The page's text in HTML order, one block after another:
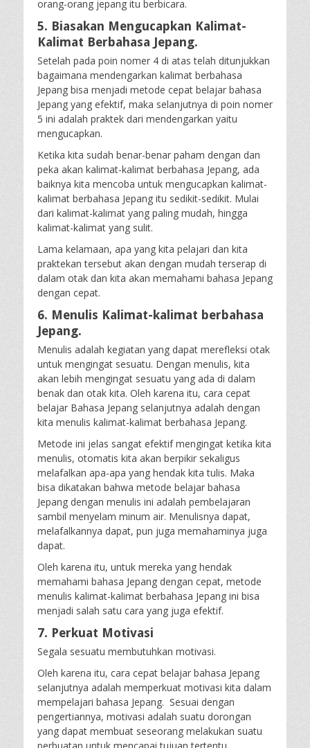
orang-orang jepang itu berbicara.
5. Biasakan Mengucapkan Kalimat-
Kalimat Berbahasa Jepang.
Setelah pada poin nomer 4 di atas telah ditunjukkan
bagaimana mendengarkan kalimat berbahasa
Jepang bisa menjadi metode cepat belajar bahasa
Jepang yang efektif, maka selanjutnya di poin nomer
5 ini adalah praktek dari mendengarkan yaitu
mengucapkan.
Ketika kita sudah benar-benar paham dengan dan
peka akan kalimat-kalimat berbahasa Jepang, ada
baiknya kita mencoba untuk mengucapkan kalimat-
kalimat berbahasa Jepang itu sedikit-sedikit. Mulai
dari kalimat-kalimat yang paling mudah, hingga
kalimat-kalimat yang sulit.
Lama kelamaan, apa yang kita pelajari dan kita
praktekan tersebut akan dengan mudah terserap di
dalam otak dan kita akan memahami bahasa Jepang
dengan cepat.
6. Menulis Kalimat-kalimat berbahasa
Jepang.
Menulis adalah kegiatan yang dapat merefleksi otak
untuk mengingat sesuatu. Dengan menulis, kita
akan lebih mengingat sesuatu yang ada di dalam
benak dan otak kita. Oleh karena itu, cara cepat
belajar Bahasa Jepang selanjutnya adalah dengan
kita menulis kalimat-kalimat berbahasa Jepang.
Metode ini jelas sangat efektif mengingat ketika kita
menulis, otomatis kita akan berpikir sekaligus
melafalkan apa-apa yang hendak kita tulis. Maka
bisa dikatakan bahwa metode belajar bahasa
Jepang dengan menulis ini adalah pembelajaran
sambil menyelam minum air. Menulisnya dapat,
melafalkannya dapat, pun juga memahaminya juga
dapat.
Oleh karena itu, untuk mereka yang hendak
memahami bahasa Jepang dengan cepat, metode
menulis kalimat-kalimat berbahasa Jepang ini bisa
menjadi salah satu cara yang juga efektif.
7. Perkuat Motivasi
Segala sesuatu membutuhkan motivasi.
Oleh karena itu, cara cepat belajar bahasa Jepang
selanjutnya adalah memperkuat motivasi kita dalam
mempelajari bahasa Jepang. Sesuai dengan
pengertiannya, motivasi adalah suatu dorongan
yang dapat membuat seseorang melakukan suatu